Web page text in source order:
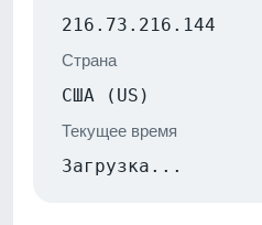
216.73.216.144
Страна
США (US)
Текущее время
Загрузка...